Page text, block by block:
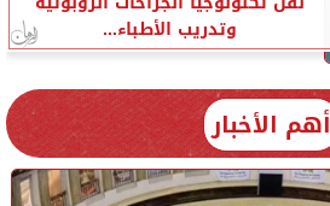
وتدريب الأطباء...
أهم الأخبار